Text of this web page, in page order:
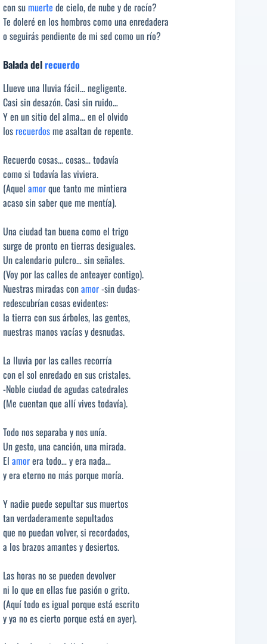
con sumuerte de cielo, de nube y de rocío?
Te doleré en los hombros como una enredadera
o seguirás pendiente de mi sed como un río?
Balada delrecuerdo
Llueve una lluvia fácil… negligente.
Casi sin desazón. Casi sin ruido…
Y en un sitio del alma… en el olvido
los recuerdosme asaltan de repente.
Recuerdo cosas… cosas… todavía
como si todavía las viviera.
(Aquel amorque tanto me mintiera
acaso sin saber que me mentía).
Una ciudad tan buena como el trigo
surge de pronto en tierras desiguales.
Un calendario pulcro… sin señales.
(Voy por las calles de anteayer contigo).
Nuestras miradas conamor-sin dudas-
redescubrían cosas evidentes:
la tierra con sus árboles, las gentes,
nuestras manos vacías y desnudas.
La lluvia por las calles recorría
con el sol enredado en sus cristales.
-Noble ciudad de agudas catedrales
(Me cuentan que allí vives todavía).
Todo nos separaba y nos unía.
Un gesto, una canción, una mirada.
El amorera todo… y era nada…
y era eterno no más porque moría.
Y nadie puede sepultar sus muertos
tan verdaderamente sepultados
que no puedan volver, si recordados,
a los brazos amantes y desiertos.
Las horas no se pueden devolver
ni lo que en ellas fue pasión o grito.
(Aquí todo es igual porque está escrito
y ya no es cierto porque está en ayer).